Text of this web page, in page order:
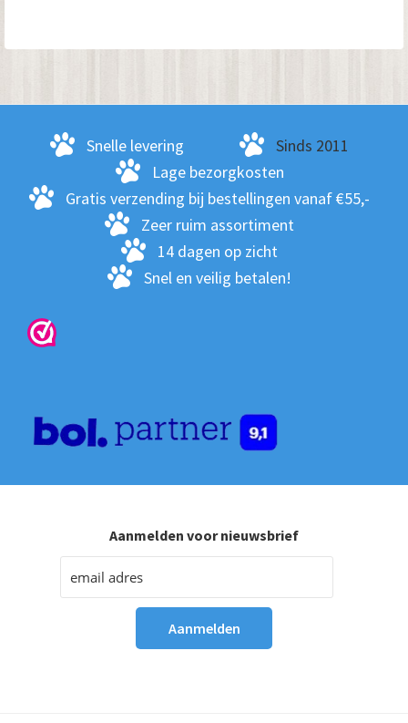
Snelle levering
Sinds 2011
Lage bezorgkosten
Gratis verzending bij bestellingen vanaf €55,-
Zeer ruim assortiment
14 dagen op zicht
Snel en veilig betalen!
Aanmelden voor nieuwsbrief